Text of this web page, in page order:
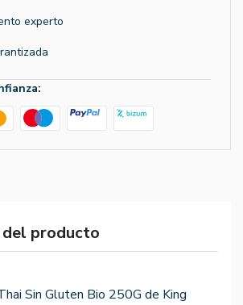
experto
producto
Sin Gluten Bio 250G de King